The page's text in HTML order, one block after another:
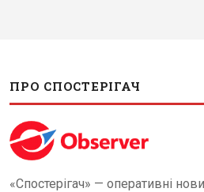
ПРО СПОСТЕРІГАЧ
«Спостерігач» — оперативні